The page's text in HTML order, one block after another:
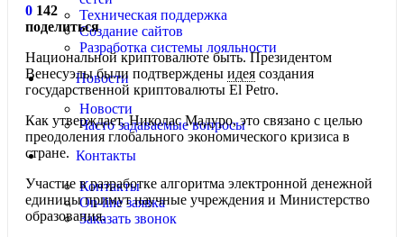
Техническая поддержка
Создание сайтов
Разработка системы лояльности
Новости
Новости
Часто задаваемые вопросы
Контакты
Контакты
On-line заявка
Заказать звонок
0 142
поделиться
Национальной криптовалюте быть. Президентом
Венесуэлы были подтверждены идея создания
государственной криптовалюты El Petro.
Как утверждает, Николас Мадуро, это связано с целью
преодоления глобального экономического кризиса в
стране.
Участие в разработке алгоритма электронной денежной
единицы примут научные учреждения и Министерство
образования.